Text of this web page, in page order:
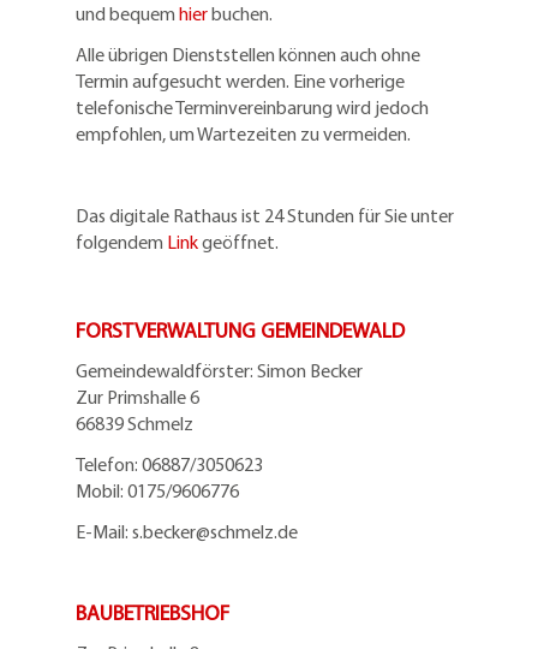
und bequem hierbuchen.
Alle übrigen Dienststellen können auch ohne
Termin aufgesucht werden. Eine vorherige
telefonische Terminvereinbarung wird jedoch
empfohlen, um Wartezeiten zu vermeiden.
Das digitale Rathaus ist 24 Stunden für Sie unter
folgendem Linkgeöffnet.
FORSTVERWALTUNG GEMEINDEWALD
Gemeindewaldförster: Simon Becker
Zur Primshalle 6
66839 Schmelz
Telefon: 06887/3050623
Mobil: 0175/9606776
E-Mail: s.becker@schmelz.de
BAUBETRIEBSHOF